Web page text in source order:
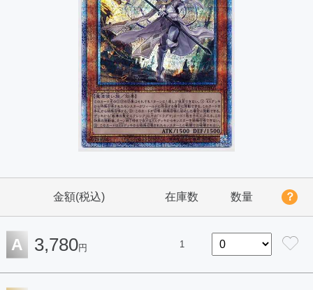
金額(税込) 在庫数 数量 ？
A 3,780円 1